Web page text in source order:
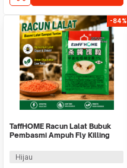
-84%
TaffHOME Racun Lalat Bubuk
Pembasmi Ampuh Fly Killing
Hijau